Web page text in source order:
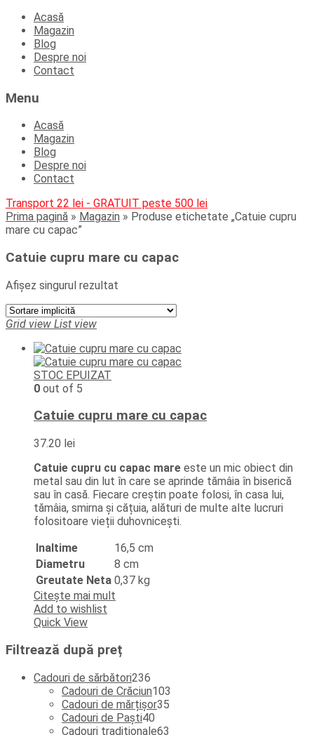
Skip
content
Acasă
Magazin
Blog
Despre noi
Contact
Menu
Acasă
Magazin
Blog
Despre noi
Contact
Transport 22 lei - GRATUIT peste 500 lei
Prima pagină » Magazin » Produse etichetate „Catuie cupru
mare cu capac”
Catuie cupru mare cu capac
Afișez singurul rezultat
Grid view List view
STOC EPUIZAT
0 out of 5
Catuie cupru mare cu capac
37.20 lei
Catuie cupru cu capac mare este un mic obiect din
metal sau din lut în care se aprinde tămâia în biserică
sau în casă. Fiecare creștin poate folosi, în casa lui,
tămâia, smirna și cățuia, alături de multe alte lucruri
folositoare vieții duhovnicești.
Inaltime
16,5 cm
Diametru
8 cm
Greutate Neta 0,37 kg
Citește mai mult
Add to wishlist
Quick View
Filtrează după preț
Cadouri de sărbători236
de
produse
Cadouri de Crăciun103
Cadouri de mărțișor35
Cadouri de Paști40
de
Cadouri tradiționale63